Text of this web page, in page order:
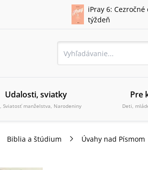
iPray 6:
týždeň
Udalosti, sviatky
Sviatosť manželstva, Narodeniny
Pre
Deti,
Biblia a štúdium Úvahy nad Písmom